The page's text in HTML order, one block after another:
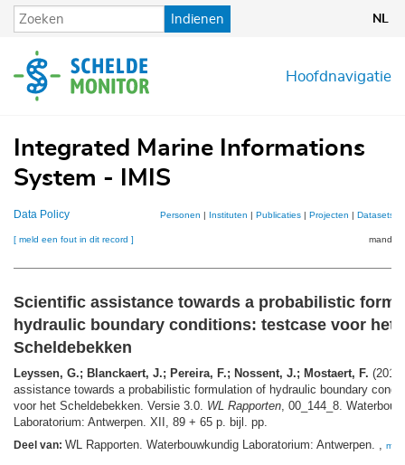
Overslaan
en
de
inhoud
Indienen NL
Hoofdnavigatie
Integrated Marine Informations
System - IMIS
Data Policy Personen | Instituten | Publicaties| Projecten | Datasets
[ meld een fout in dit record ] mandje
Scientific assistance towards a probabilistic
hydraulic boundary conditions: testcase voor het
Scheldebekken
Leyssen, G.; Blanckaert, J.; Pereira, F.; Nossent, J.; Mostaert, F.
assistance towards a probabilistic formulation of hydraulic boundary
voor het Scheldebekken. Versie 3.0. WL Rapporten , 00_144_8.
Laboratorium: Antwerpen. XII, 89 + 65 p. bijl. pp.
Deel van: WL Rapporten. Waterbouwkundig Laboratorium: Antwerpen. ,